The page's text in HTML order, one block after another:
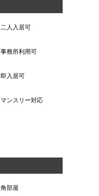
二人入居可
事務所利用可
即入居可
マンスリー対応
角部屋